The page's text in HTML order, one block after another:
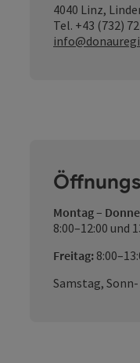
4040 Linz,
Tel. +43 (732)
Montag –
8:00–12:00 und
Freitag:
Samstag,